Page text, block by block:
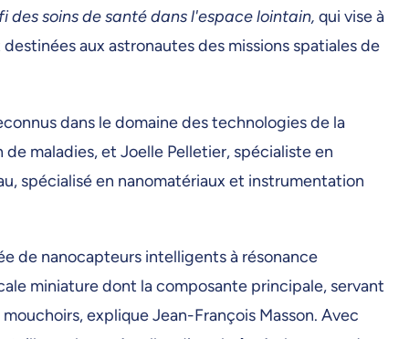
des soins de santé dans l'espace lointain, qui vise à
aux astronautes des missions spatiales de
dans le domaine des technologies de la
maladies, et Joelle Pelletier, spécialiste en
spécialisé en nanomatériaux et instrumentation
de nanocapteurs intelligents à résonance
miniature dont la composante principale, servant
explique Jean-François Masson. Avec